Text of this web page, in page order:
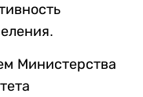
Министерства